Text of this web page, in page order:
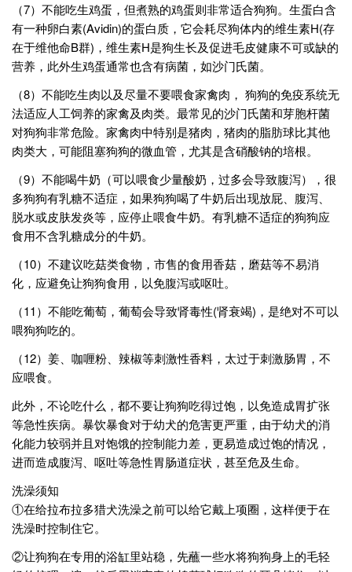
（7）不能吃生鸡蛋，但煮熟的鸡蛋则非常适合狗狗。生蛋白含
有一种卵白素(Avidin)的蛋白质，它会耗尽狗体内的维生素H(存
在于维他命B群)，维生素H是狗生长及促进毛皮健康不可或缺的
营养，此外生鸡蛋通常也含有病菌，如沙门氏菌。
（8）不能吃生肉以及尽量不要喂食家禽肉， 狗狗的免疫系统无
法适应人工饲养的家禽及肉类。最常见的沙门氏菌和芽胞杆菌
对狗狗非常危险。家禽肉中特别是猪肉，猪肉的脂肪球比其他
肉类大，可能阻塞狗狗的微血管，尤其是含硝酸钠的培根。
（9）不能喝牛奶（可以喂食少量酸奶，过多会导致腹泻），很
多狗狗有乳糖不适症，如果狗狗喝了牛奶后出现放屁、腹泻、
脱水或皮肤发炎等，应停止喂食牛奶。有乳糖不适症的狗狗应
食用不含乳糖成分的牛奶。
（10）不建议吃菇类食物，市售的食用香菇，磨菇等不易消
化，应避免让狗狗食用，以免腹泻或呕吐。
（11）不能吃葡萄，葡萄会导致肾毒性(肾衰竭)，是绝对不可以
喂狗狗吃的。
（12）姜、咖喱粉、辣椒等刺激性香料，太过于刺激肠胃，不
应喂食。
此外，不论吃什么，都不要让狗狗吃得过饱，以免造成胃扩张
等急性疾病。暴饮暴食对于幼犬的危害更严重，由于幼犬的消
化能力较弱并且对饱饿的控制能力差，更易造成过饱的情况，
进而造成腹泻、呕吐等急性胃肠道症状，甚至危及生命。
洗澡须知
①在给拉布拉多猎犬洗澡之前可以给它戴上项圈，这样便于在
洗澡时控制住它。
②让狗狗在专用的浴缸里站稳，先蘸一些水将狗狗身上的毛轻